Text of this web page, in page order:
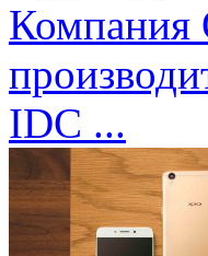
Компания
IDC ...